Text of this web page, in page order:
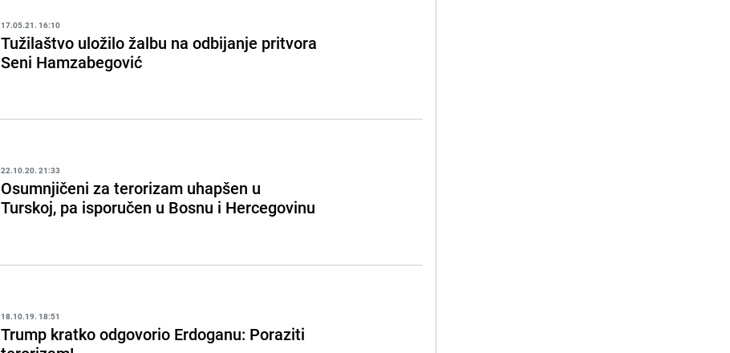
17.05.21. 16:10
Tužilaštvo uložilo žalbu na odbijanje pritvora
Seni Hamzabegović
22.10.20. 21:33
Osumnjičeni za terorizam uhapšen u
Turskoj, pa isporučen u Bosnu i Hercegovinu
18.10.19. 18:51
Trump kratko odgovorio Erdoganu: Poraziti